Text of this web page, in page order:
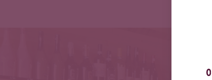
0